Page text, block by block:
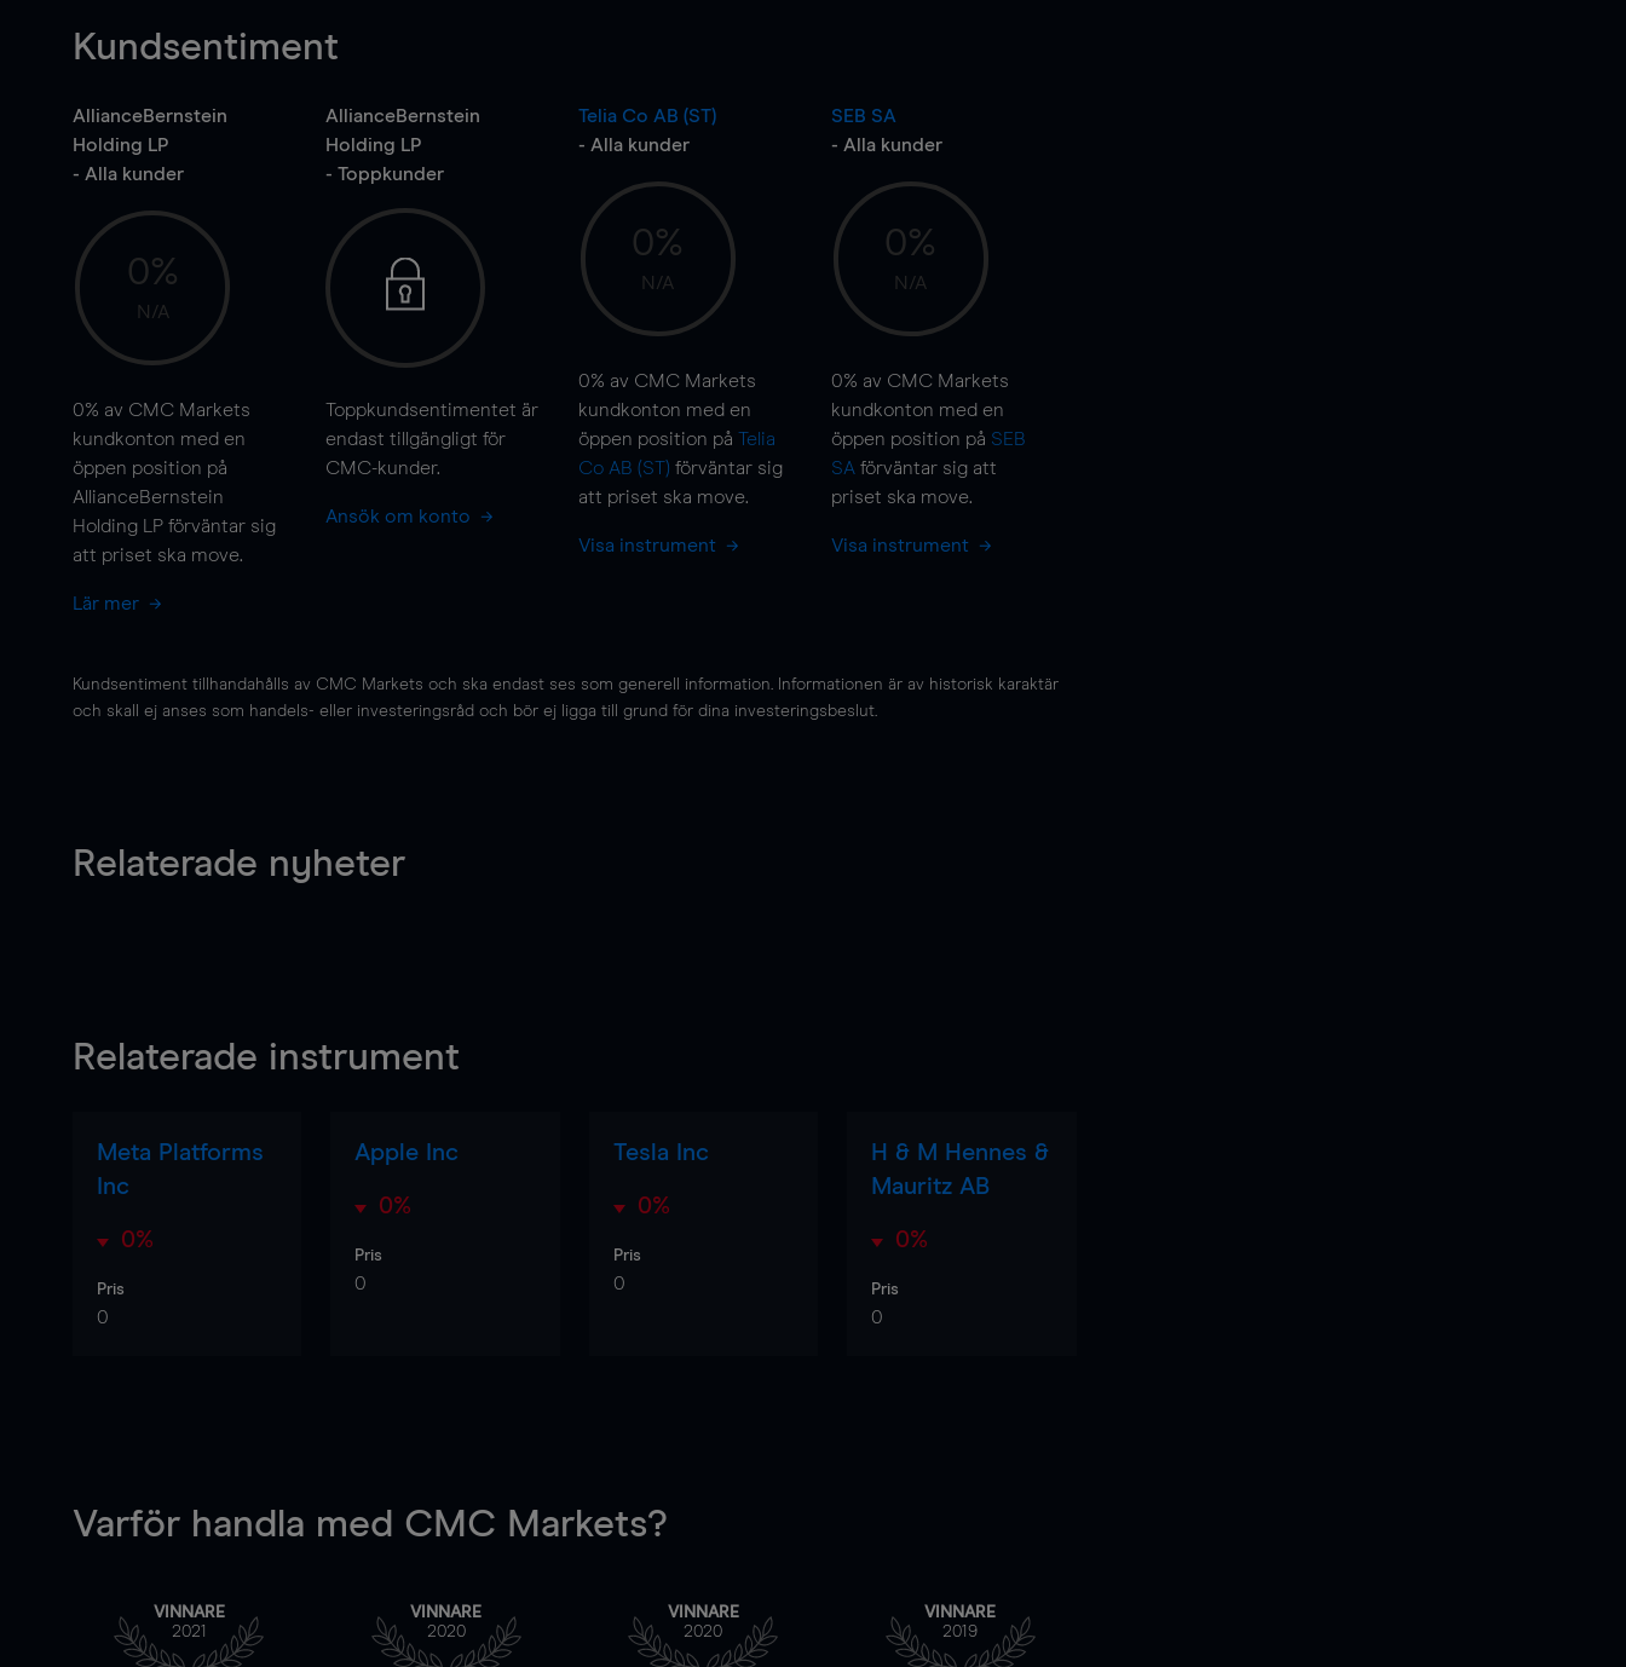
Kundsentiment
AllianceBernstein
Holding LP
- Alla kunder
0%
N/A
0% av CMC Markets
kundkonton med en
öppen position på
AllianceBernstein
Holding LP förväntar sig
att priset ska move.
Lär mer
AllianceBernstein
Holding LP
- Toppkunder
Toppkundsentimentet är
endast tillgängligt för
CMC-kunder.
Ansök om konto
Telia Co AB (ST)
- Alla kunder
0%
N/A
0% av CMC Markets
kundkonton med en
öppen position på Telia
Co AB (ST) förväntar sig
att priset ska move.
Visa instrument
SEB SA
- Alla kunder
0%
N/A
0% av CMC Markets
kundkonton med en
öppen position på SEB
SA förväntar sig att
priset ska move.
Visa instrument
Kundsentiment tillhandahålls av CMC Markets och ska endast ses som generell information. Informationen är av historisk karaktär
och skall ej anses som handels- eller investeringsråd och bör ej ligga till grund för dina investeringsbeslut.
Relaterade nyheter
Relaterade instrument
Meta Platforms
Inc
0%
Pris
0
Apple Inc
0%
Pris
0
Tesla Inc
0%
Pris
0
H & M Hennes &
Mauritz AB
0%
Pris
0
Varför handla med CMC Markets?
VINNARE
2021
VINNARE
2020
VINNARE
2020
VINNARE
2019